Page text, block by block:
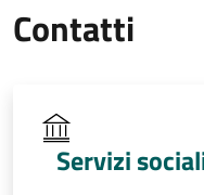
Contatti
Servizi